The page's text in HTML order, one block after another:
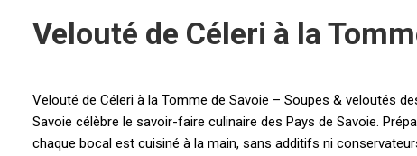
Velouté de Céleri à la
Velouté de Céleri à la Tomme de Savoie – Soupes & veloutés
Savoie célèbre le savoir-faire culinaire des Pays de Savoie.
chaque bocal est cuisiné à la main, sans additifs ni